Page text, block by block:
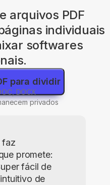
arquivos PDF
individuais
softwares
para dividir
DOCX
privados
faz
promete:
fácil de
de